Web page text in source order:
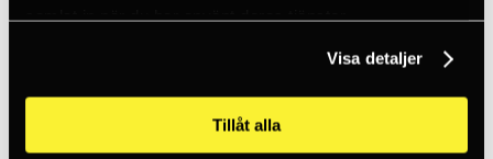
samlat in när du har använt deras tjänster.
Visa detaljer
Tillåt alla
Tactical
Hämtar kundpriser...
SV / SEK